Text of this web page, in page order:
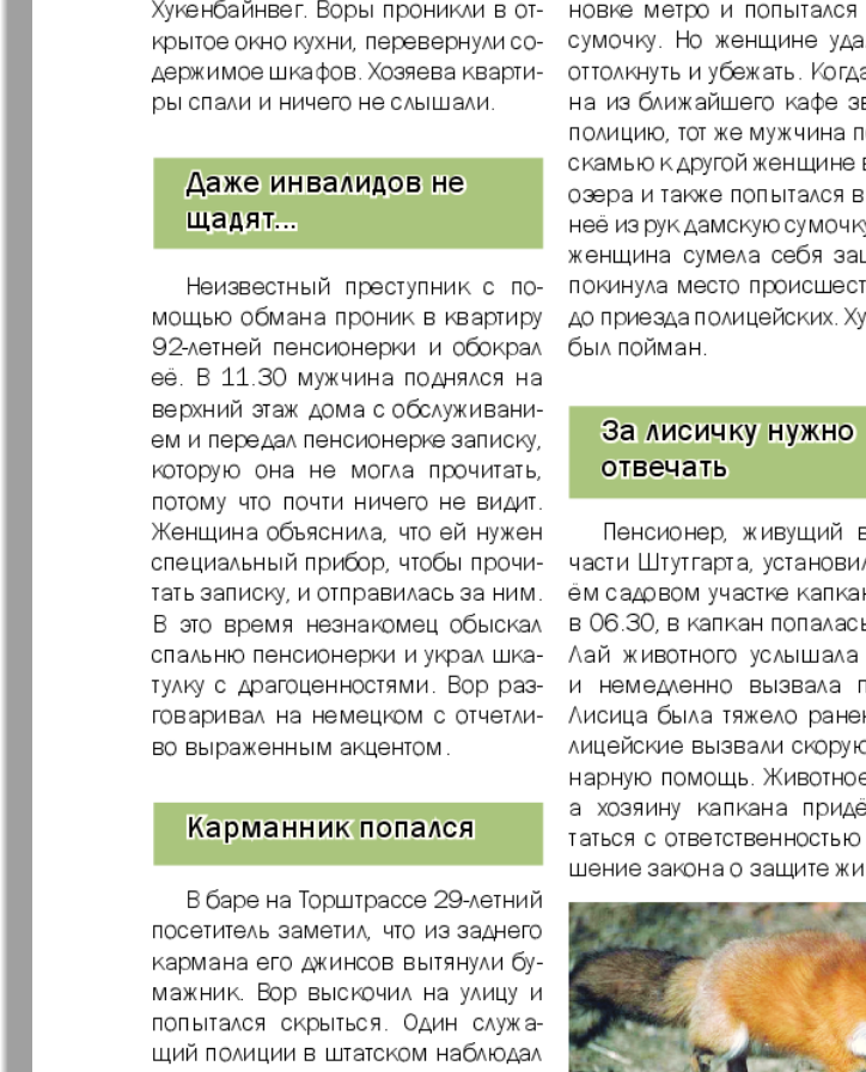
Архив необновляющихся на сайте изданий
7плюс7я Авангард АйБолит
Анонс Антенна
Аргументы и
факты Европа
Афиша Augsburg Бизнес Бизнес мир
Ваша газета Версия Вести
Вечное
сокровище
Восточная
Германия
Восточный
курьер
Германия плюс Давай Диалог
Домашний
кулинар
Домашний
ресторан
Дублин
инфоцентр
Европа экспресс
Европейский
меридиан
ExPress
Закон и люди
Зарубежные
записки
Здоровье
Известия BW Изюм iDEAL